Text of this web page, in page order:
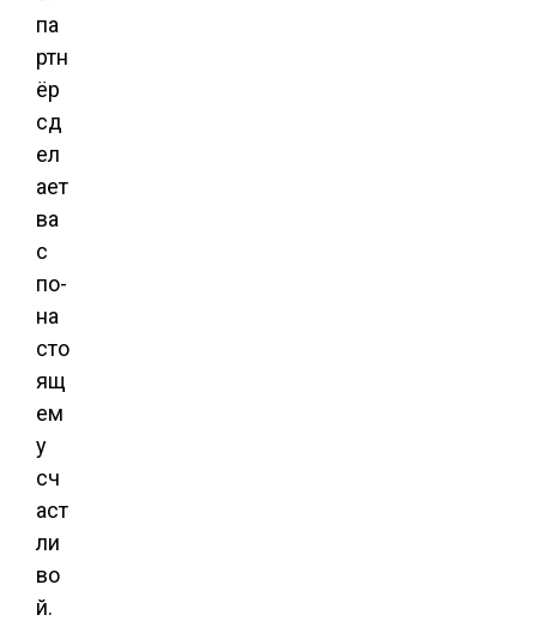
па
ртн
ёр
сд
ел
ает
ва
с
по-
на
сто
ящ
ем
у
сч
аст
ли
во
й.